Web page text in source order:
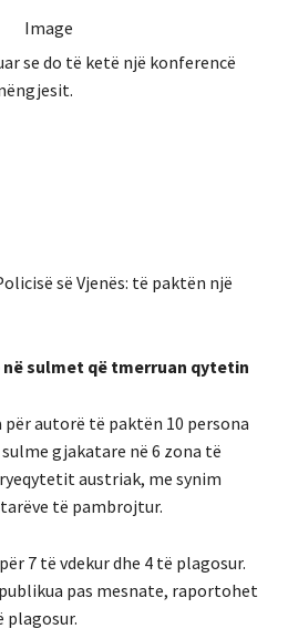
se do të ketë një konferencë
së Vjenës: të paktën një
sulmet që tmerruan qytetin
për autorë të paktën 10 persona
gjakatare në 6 zona të
austriak, me synim
të pambrojtur.
7 të vdekur dhe 4 të plagosur.
pas mesnate, raportohet
plagosur.